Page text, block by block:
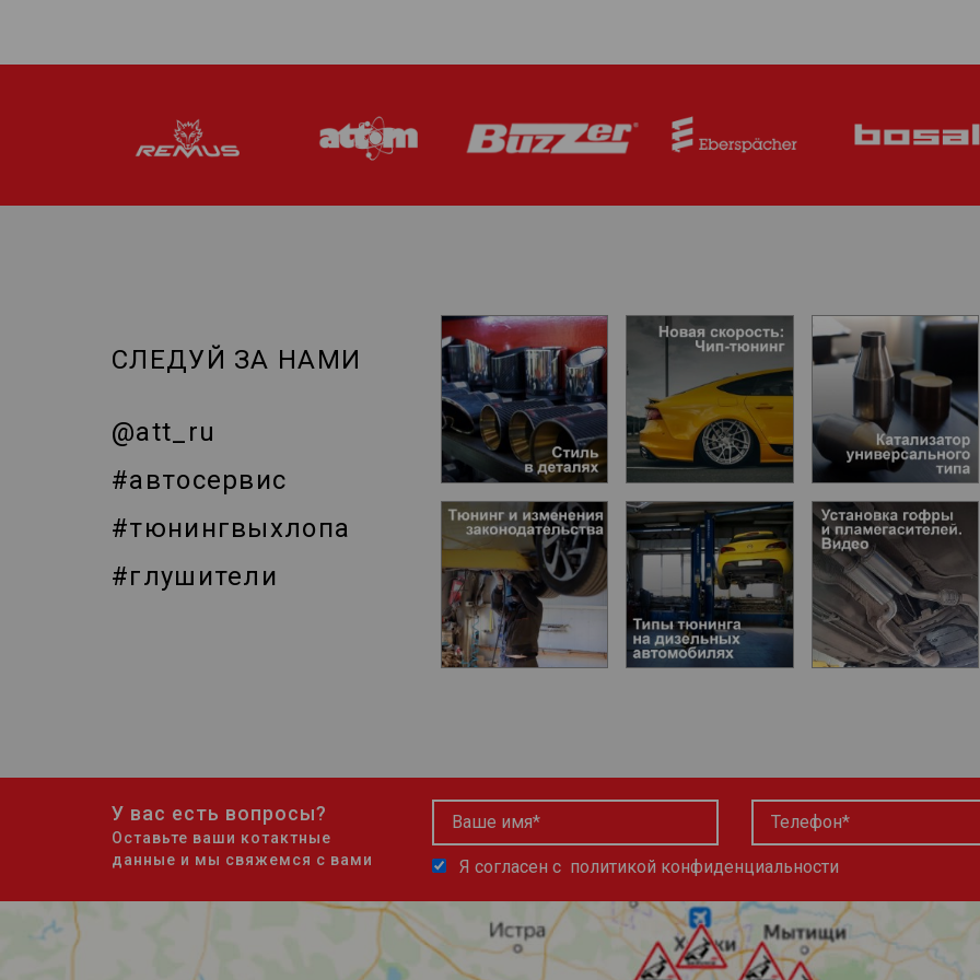
СЛЕДУЙ ЗА НАМИ
@att_ru
#автосервис
#тюнингвыхлопа
#глушители
У вас есть вопросы?
Оставьте ваши котактные
данные и мы свяжемся с вами
Я согласен с политикой конфиденциальности